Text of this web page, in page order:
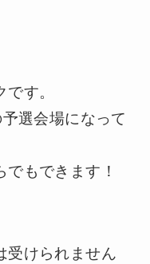
す。
選会場になって
もできます！
受けられません